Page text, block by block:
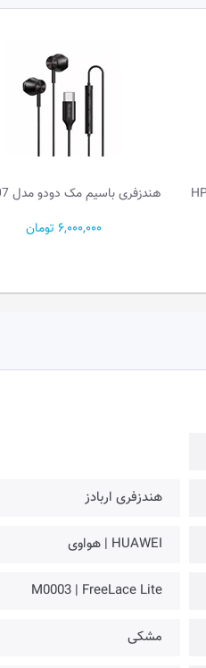
هندزفری با‌سیم مک دودو مدل HP-407
6,000,000 تومان
هندزفری اربادز
HUAWEI | هواوی
M0003 | FreeLace Lite
مشکی